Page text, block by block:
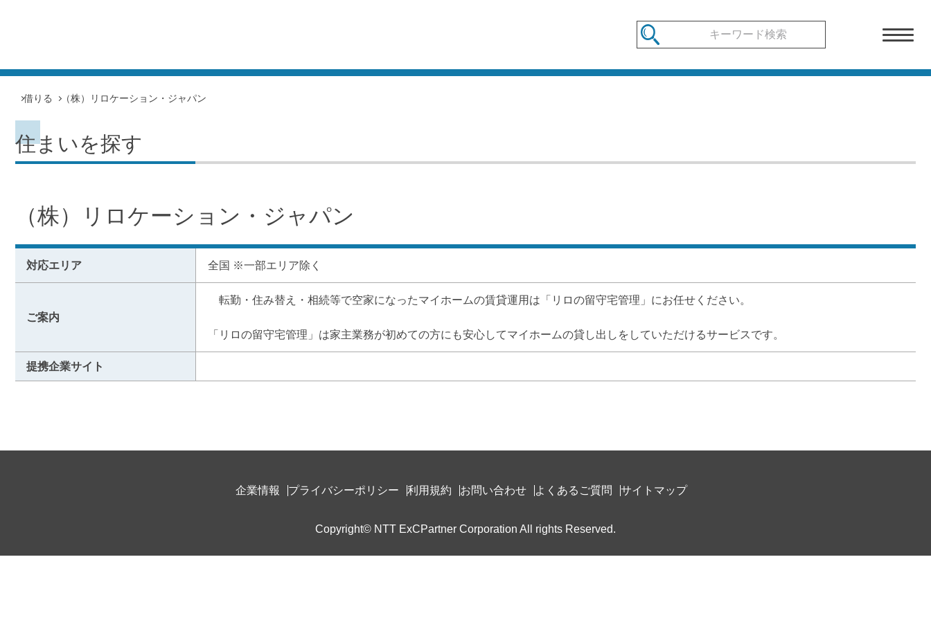
借りる （株）リロケーション・ジャパン
住まいを探す
（株）リロケーション・ジャパン
対応エリア 全国 ※一部エリア除く
ご案内
転勤・住み替え・相続等で空家になったマイホームの賃貸運用は「リロの留守宅管理」にお任せください。
「リロの留守宅管理」は家主業務が初めての方にも安心してマイホームの貸し出しをしていただけるサービスです。
提携企業サイト
企業情報 プライバシーポリシー 利用規約 お問い合わせ よくあるご質問 サイトマップ
Copyright© NTT ExCPartner Corporation All rights Reserved.